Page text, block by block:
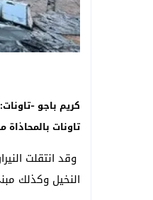
تاونات
وقد انتقلت
النخيل وكذلك